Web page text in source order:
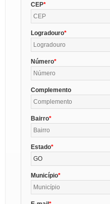
CEP
Logradouro
Número
Complemento
Bairro
Estado
GO
Município